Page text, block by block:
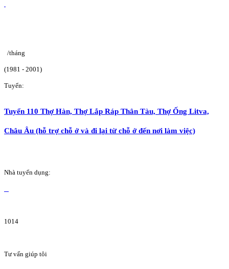
/tháng
(1981 - 2001)
Tuyển:
Tuyển 110 Thợ Hàn, Thợ Lắp Ráp Thân Tàu, Thợ Ống Litva,
Châu Âu (hỗ trợ chỗ ở và đi lại từ chỗ ở đến nơi làm việc)
Nhà tuyển dụng:
1014
Tư vấn giúp tôi